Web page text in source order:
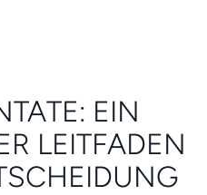
EIN
LEITFADEN